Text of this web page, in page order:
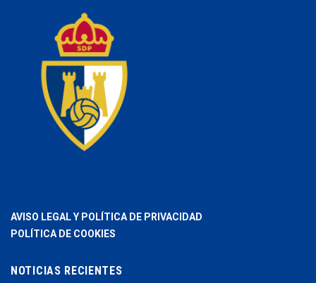
AVISO LEGAL Y POLÍTICA DE PRIVACIDAD
POLÍTICA DE COOKIES
NOTICIAS RECIENTES